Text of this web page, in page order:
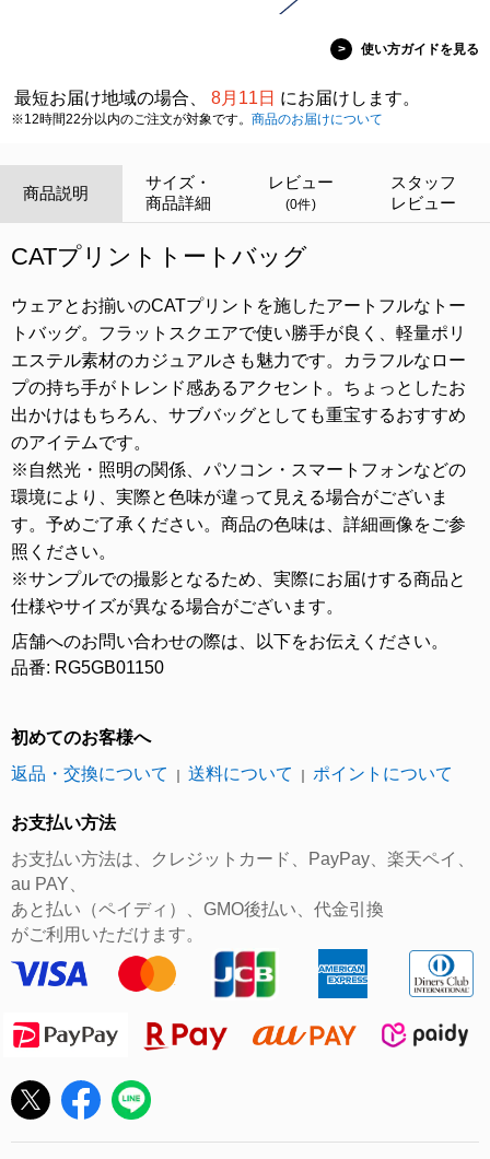
> 使い方ガイドを見る
最短お届け地域の場合、 8月11日 にお届けします。
※12時間22分以内のご注文が対象です。 商品のお届けについて
商品説明
サイズ・
商品詳細
レビュー
(0件)
スタッフ
レビュー
CATプリントトートバッグ
ウェアとお揃いのCATプリントを施したアートフルなトー
トバッグ。フラットスクエアで使い勝手が良く、軽量ポリ
エステル素材のカジュアルさも魅力です。カラフルなロー
プの持ち手がトレンド感あるアクセント。ちょっとしたお
出かけはもちろん、サブバッグとしても重宝するおすすめ
のアイテムです。
※自然光・照明の関係、パソコン・スマートフォンなどの
環境により、実際と色味が違って見える場合がございま
す。予めご了承ください。商品の色味は、詳細画像をご参
照ください。
※サンプルでの撮影となるため、実際にお届けする商品と
仕様やサイズが異なる場合がございます。
店舗へのお問い合わせの際は、以下をお伝えください。
品番: RG5GB01150
初めてのお客様へ
返品・交換について
送料について ポイントについて
お支払い方法
お支払い方法は、クレジットカード、PayPay、楽天ペイ、
au PAY、
あと払い（ペイディ）、GMO後払い、代金引換
がご利用いただけます。